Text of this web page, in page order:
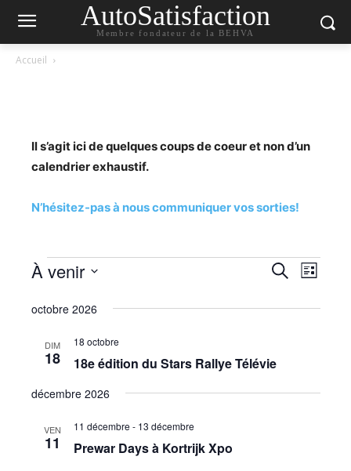
AutoSatisfaction
Membre fondateur de la BEHVA
Accueil
Il s’agit ici de quelques coups de coeur et non d’un
calendrier exhaustif.
N’hésitez-pas à nous communiquer vos sorties!
Évènements
et
de
vues
Recherche
Liste
À venir
une
octobre 2026
DIM
18 18e édition du Stars Rallye Télévie
18 octobre
décembre 2026
VEN
11 Prewar Days à Kortrijk Xpo
11 décembre - 13 décembre